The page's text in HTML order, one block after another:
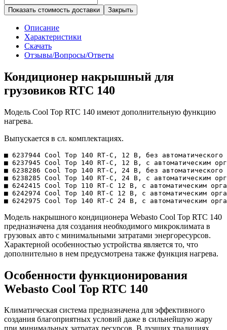
Показать стоимость доставки Закрыть
Описание
Характеристики
Скачать
Отзывы/Вопросы/Ответы
Кондиционер накрышный для
грузовиков RTC 140
Модель Cool Top RTC 140 имеют дополнительную функцию
нагрева.
Выпускается в сл. комплектациях.
■ 6237944 Cool Top 140 RT-C, 12 В, без автоматического
■ 6237945 Cool Top 140 RT-C, 12 В, с автоматическим
■ 6238286 Cool Top 140 RT-C, 24 В, без автоматического
■ 6238285 Cool Top 140 RT-C, 24 В, с автоматическим
■ 6242415 Cool Top 110 RT-C 12 В, с автоматическим
■ 6242974 Cool Top 140 RT-C 12 В, с автоматическим
■ 6242975 Cool Top 140 RT-C 24 В, с автоматическим
Модель накрышного кондиционера Webasto Cool Top RTC 140
предназначена для создания необходимого микроклимата в
грузовых авто с минимальными затратами энергоресурсов.
Характерной особенностью устройства является то, что
дополнительно в нем предусмотрена также функция нагрева.
Особенности функционирования
Webasto Cool Top RTC 140
Климатическая система предназначена для эффективного
создания благоприятных условий даже в сильнейшую жару